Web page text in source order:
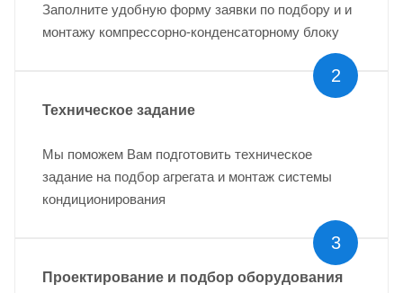
Заполните удобную форму заявки по подбору и и
монтажу компрессорно-конденсаторному блоку
Техническое задание
Мы поможем Вам подготовить техническое
задание на подбор агрегата и монтаж системы
кондиционирования
2
Проектирование и подбор оборудования
3